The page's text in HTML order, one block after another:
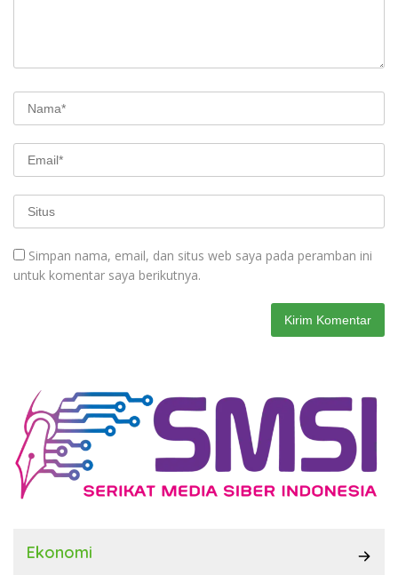
Simpan nama, email, dan situs web saya pada peramban ini
untuk komentar saya berikutnya.
Ekonomi